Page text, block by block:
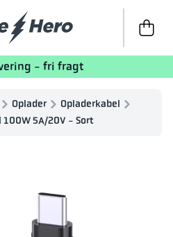
Til
- fri fragt
Oplader
Opladerkabel
100W 5A/20V - Sort